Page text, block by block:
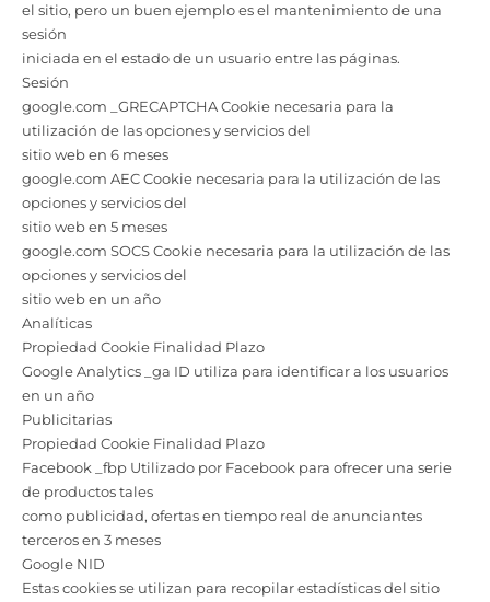
el sitio, pero un buen ejemplo es el mantenimiento de una
sesión
iniciada en el estado de un usuario entre las páginas.
Sesión
google.com _GRECAPTCHA Cookie necesaria para la
utilización de las opciones y servicios del
sitio web en 6 meses
google.com AEC Cookie necesaria para la utilización de las
opciones y servicios del
sitio web en 5 meses
google.com SOCS Cookie necesaria para la utilización de las
opciones y servicios del
sitio web en un año
Analíticas
Propiedad Cookie Finalidad Plazo
Google Analytics _ga ID utiliza para identificar a los usuarios
en un año
Publicitarias
Propiedad Cookie Finalidad Plazo
Facebook _fbp Utilizado por Facebook para ofrecer una serie
de productos tales
como publicidad, ofertas en tiempo real de anunciantes
terceros en 3 meses
Google NID
Estas cookies se utilizan para recopilar estadísticas del sitio